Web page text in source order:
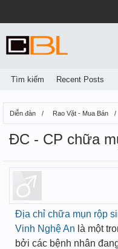
Diễn đàn Rao Vặt - Mua Bán
ĐC - CP chữa
Địa chỉ chữa mụn rộp
Vinh Nghệ An là một
bởi các bệnh nhân
Tìm kiếm Recent Posts